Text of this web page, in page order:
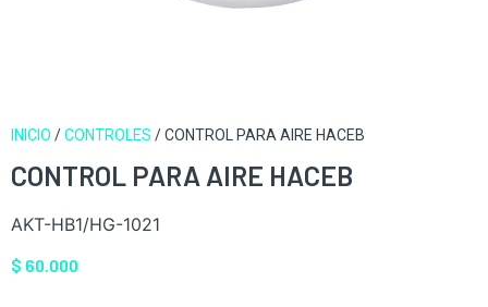
INICIO /CONTROLES / CONTROL PARA AIRE HACEB
CONTROL PARA AIRE HACEB
AKT-HB1/HG-1021
$ 60.000